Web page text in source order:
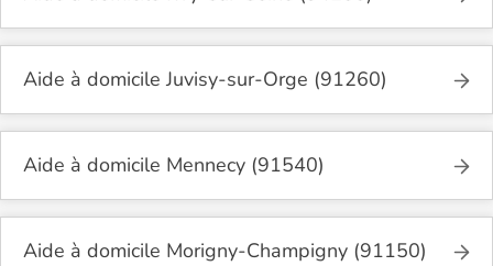
Aide à domicile Juvisy-sur-Orge (91260)
Aide à domicile Mennecy (91540)
Aide à domicile Morigny-Champigny (91150)